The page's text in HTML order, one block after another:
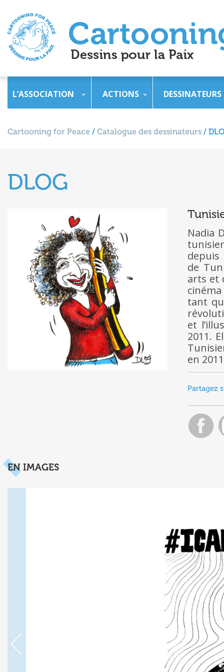
L’ASSOCIATION ACTIONS DESSINATEURS
Cartooning for Peace / Catalogue des dessinateurs /
DLOG
Nadia
depuis
de
arts et
tant
et
2011.
en
Partagez
EN IMAGES